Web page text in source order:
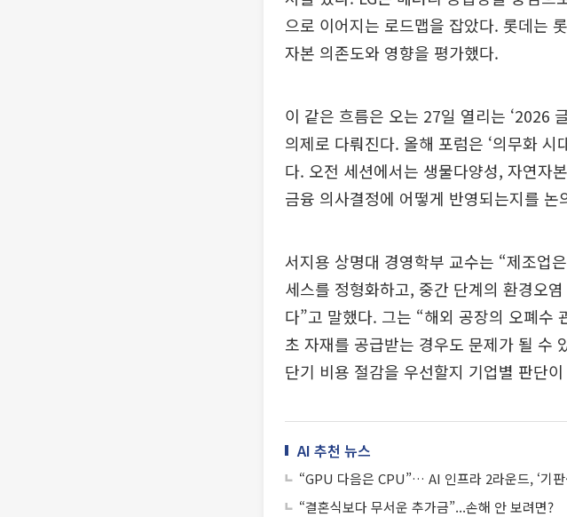
으로 이어지는 로드맵을 잡았다. 롯데는
자본 의존도와 영향을 평가했다.
이 같은 흐름은 오는 27일 열리는 ‘2026
의제로 다뤄진다. 올해 포럼은 ‘의무화
다. 오전 세션에서는 생물다양성, 자연자
금융 의사결정에 어떻게 반영되는지를 논
서지용 상명대 경영학부 교수는 “제조업
세스를 정형화하고, 중간 단계의 환경오
다”고 말했다. 그는 “해외 공장의 오폐수
초 자재를 공급받는 경우도 문제가 될 수
단기 비용 절감을 우선할지 기업별 판단
AI 추천 뉴스
“GPU 다음은 CPU”… AI 인프라 2라운드, ‘기판
“결혼식보다 무서운 추가금”...손해 안 보려면?